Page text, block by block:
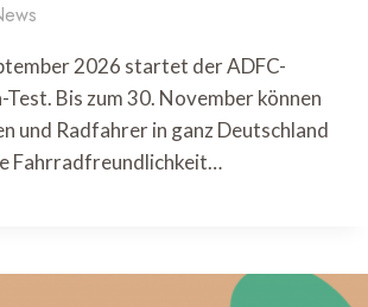
2026 startet der ADFC-
Bis zum 30. November können
und Radfahrer in ganz Deutschland
Fahrradfreundlichkeit…